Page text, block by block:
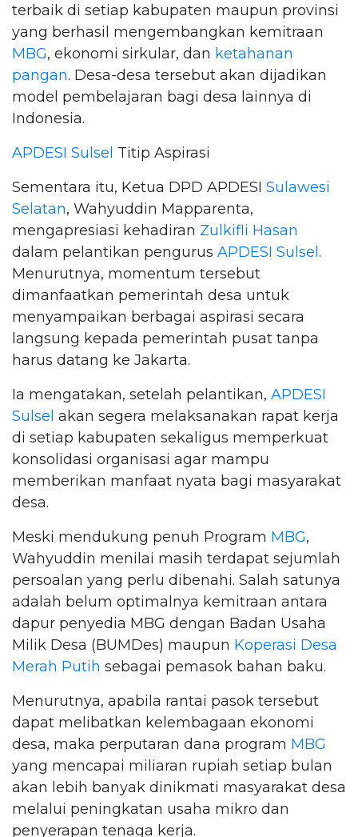
terbaik di setiap kabupaten maupun provinsi
yang berhasil mengembangkan kemitraan
MBG, ekonomi sirkular, dan ketahanan
pangan. Desa-desa tersebut akan dijadikan
model pembelajaran bagi desa lainnya di
Indonesia.
APDESI Sulsel Titip Aspirasi
Sementara itu, Ketua DPD APDESI Sulawesi
Selatan, Wahyuddin Mapparenta,
mengapresiasi kehadiran Zulkifli Hasan
dalam pelantikan pengurus APDESI Sulsel .
Menurutnya, momentum tersebut
dimanfaatkan pemerintah desa untuk
menyampaikan berbagai aspirasi secara
langsung kepada pemerintah pusat tanpa
harus datang ke Jakarta.
Ia mengatakan, setelah pelantikan, APDESI
Sulsel akan segera melaksanakan rapat kerja
di setiap kabupaten sekaligus memperkuat
konsolidasi organisasi agar mampu
memberikan manfaat nyata bagi masyarakat
desa.
Meski mendukung penuh Program MBG,
Wahyuddin menilai masih terdapat sejumlah
persoalan yang perlu dibenahi. Salah satunya
adalah belum optimalnya kemitraan antara
dapur penyedia MBG dengan Badan Usaha
Milik Desa (BUMDes) maupun Koperasi Desa
Merah Putih sebagai pemasok bahan baku.
Menurutnya, apabila rantai pasok tersebut
dapat melibatkan kelembagaan ekonomi
desa, maka perputaran dana program MBG
yang mencapai miliaran rupiah setiap bulan
akan lebih banyak dinikmati masyarakat desa
melalui peningkatan usaha mikro dan
penyerapan tenaga kerja.